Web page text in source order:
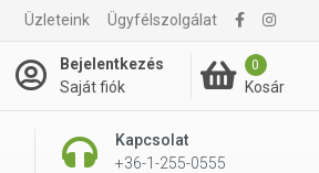
Üzleteink Ügyfélszolgálat
Bejelentkezés
Saját fiók
0
Kosár
Kapcsolat
+36-1-255-0555
935 Ft
Kosárba rakom